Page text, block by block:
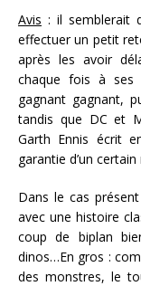
Avis : il semblerait
effectuer un petit
après les avoir
chaque fois à ses
gagnant gagnant,
tandis que DC et
Garth Ennis écrit
garantie d’un
Dans le cas
avec une histoire
coup de biplan
dinos…En gros :
des monstres, le